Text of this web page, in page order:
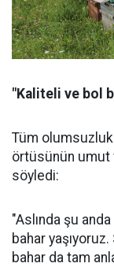
"Kaliteli ve bol
Tüm
örtüsünün umut
söyledi:
"Aslında şu
bahar
bahar da tam